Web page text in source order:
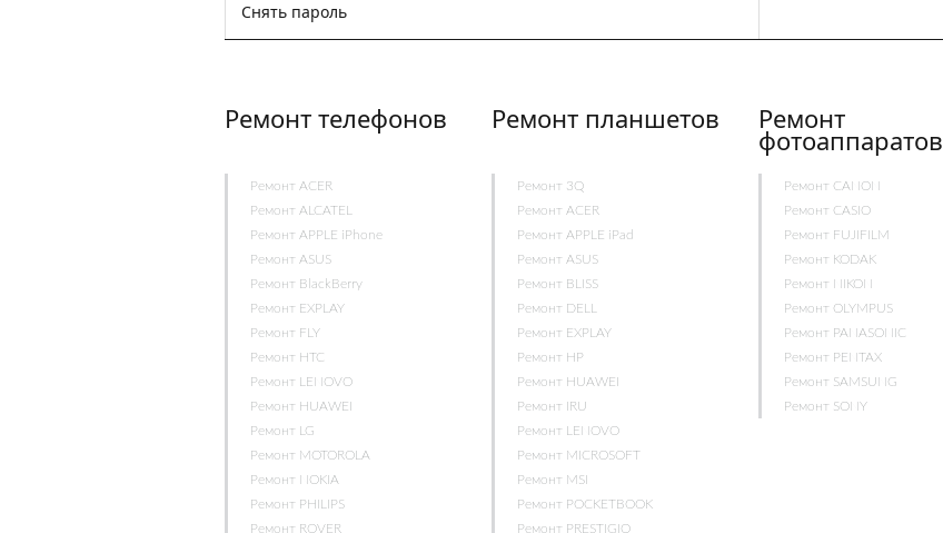
Снять пароль
Ремонт телефонов
Ремонт ACER
Ремонт ALCATEL
Ремонт APPLE iPhone
Ремонт ASUS
Ремонт BlackBerry
Ремонт EXPLAY
Ремонт FLY
Ремонт HTC
Ремонт LENOVO
Ремонт HUAWEI
Ремонт LG
Ремонт MOTOROLA
Ремонт NOKIA
Ремонт PHILIPS
Ремонт ROVER
Ремонт планшетов
Ремонт 3Q
Ремонт ACER
Ремонт APPLE iPad
Ремонт ASUS
Ремонт BLISS
Ремонт DELL
Ремонт EXPLAY
Ремонт HP
Ремонт HUAWEI
Ремонт IRU
Ремонт LENOVO
Ремонт MICROSOFT
Ремонт MSI
Ремонт POCKETBOOK
Ремонт PRESTIGIO
Ремонт
фотоаппаратов
Ремонт CANON
Ремонт CASIO
Ремонт FUJIFILM
Ремонт KODAK
Ремонт NIKON
Ремонт OLYMPUS
Ремонт PANASONIC
Ремонт PENTAX
Ремонт SAMSUNG
Ремонт SONY